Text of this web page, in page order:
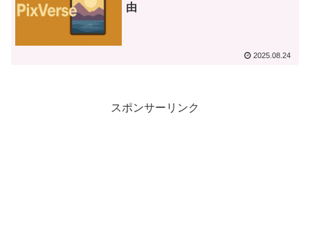
由
2025.08.24
スポンサーリンク